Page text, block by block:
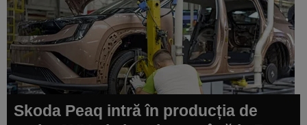
Skoda Peaq intră în producția de